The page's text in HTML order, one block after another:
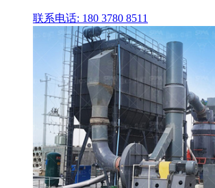
联系电话: 180 3780 8511